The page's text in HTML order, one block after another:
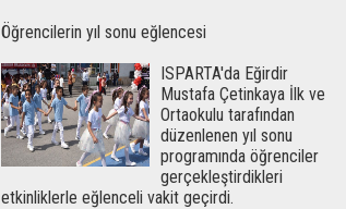
Öğrencilerin yıl sonu eğlencesi
ISPARTA'da Eğirdir
Mustafa Çetinkaya İlk ve
Ortaokulu tarafından
düzenlenen yıl sonu
programında öğrenciler
gerçekleştirdikleri
etkinliklerle eğlenceli vakit geçirdi.